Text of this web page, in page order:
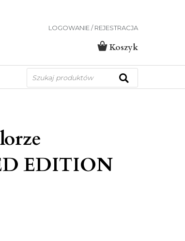
LOGOWANIE / REJESTRACJA
Koszyk
Wyszukiwarka
produktów
EDITION